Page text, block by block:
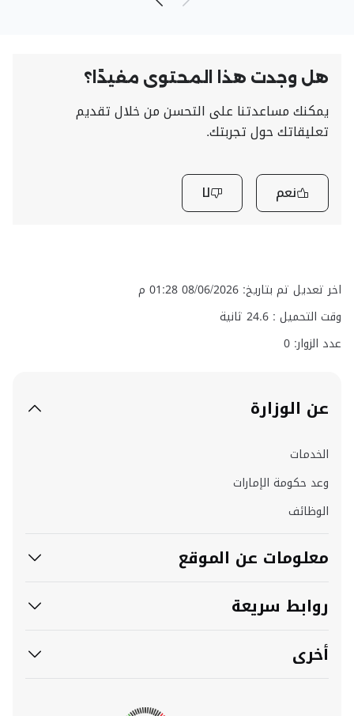
هل وجدت هذا المحتوى مفيدًا؟
يمكنك مساعدتنا على التحسن من خلال تقديم
تعليقاتك حول تجربتك.
نعم لا
اخر تعديل تم بتاريخ: 08/06/2026 01:28 م
وقت التحميل : 24.6 ثانية
عدد الزوار: 0
عن الوزارة
الخدمات
وعد حكومة الإمارات
الوظائف
معلومات عن الموقع
روابط سريعة
أخرى